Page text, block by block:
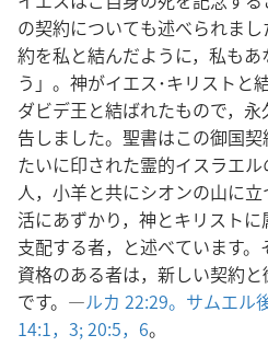
の契約についても述べられま
約を私と結んだように，私も
う」。神がイエス･キリストと
ダビデ王と結ばれたもので，
告しました。聖書はこの御国
たいに印された霊的イスラエ
人，小羊と共にシオンの山に
活にあずかり，神とキリスト
支配する者，と述べています
資格のある者は，新しい契約
です。―ルカ 22:29。 サムエル
14:1， 3;20:5，6。